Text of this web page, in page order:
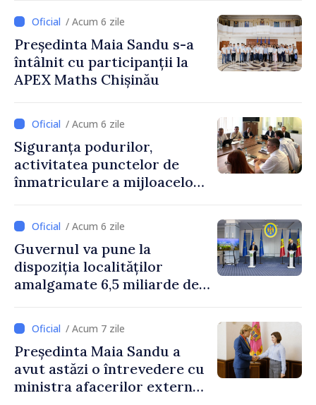
Strategică și Contracarare a
Dezinformării
/ Acum 6 zile
Președinta Maia Sandu s-a
întâlnit cu participanții la
APEX Maths Chișinău
/ Acum 6 zile
Siguranța podurilor,
activitatea punctelor de
înmatriculare a mijloacelor
școlilor auto, discutate în
cadrul reuniunii experților
de profil de pe ambele
maluri ale Nistrului
/ Acum 6 zile
Guvernul va pune la
dispoziția localităților
amalgamate 6,5 miliarde de
Guvernului, Alexei Buzu:
„Banii sunt disponibili. Acum
este important ca primăriile
să finalizeze procesul de
amalgamare și să
/ Acum 7 zile
Președinta Maia Sandu a
avut astăzi o întrevedere cu
ministra afacerilor externe